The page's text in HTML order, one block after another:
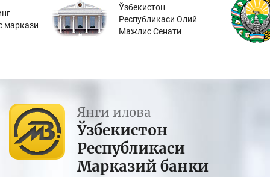
маркази
Ўзбекистон
Республикаси Олий
Мажлис Сенати
Янги илова
Ўзбекистон
Республикаси
Марказий банки